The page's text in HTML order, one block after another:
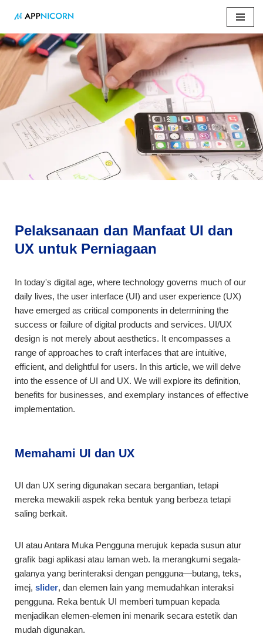
Skip
to
content
Home
Pelaksanaan dan Manfaat UI dan UX untuk
Perniagaan
Pelaksanaan dan Manfaat UI dan
UX untuk Perniagaan
In today's digital age, where technology governs much of our
daily lives, the user interface (UI) and user experience (UX)
have emerged as critical components in determining the
success or failure of digital products and services. UI/UX
design is not merely about aesthetics. It encompasses a
range of approaches to craft interfaces that are intuitive,
efficient, and delightful for users. In this article, we will delve
into the essence of UI and UX. We will explore its definition,
benefits for businesses, and exemplary instances of effective
implementation.
Memahami UI dan UX
UI dan UX sering digunakan secara bergantian, tetapi
mereka mewakili aspek reka bentuk yang berbeza tetapi
saling berkait.
UI atau Antara Muka Pengguna merujuk kepada susun atur
grafik bagi aplikasi atau laman web. Ia merangkumi segala-
galanya yang berinteraksi dengan pengguna—butang, teks,
imej, slider, dan elemen lain yang memudahkan interaksi
pengguna. Reka bentuk UI memberi tumpuan kepada
menjadikan elemen-elemen ini menarik secara estetik dan
mudah digunakan.